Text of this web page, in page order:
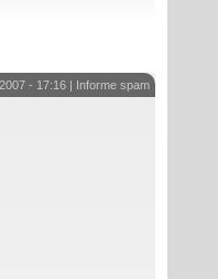
- 17:16 | Informe spam